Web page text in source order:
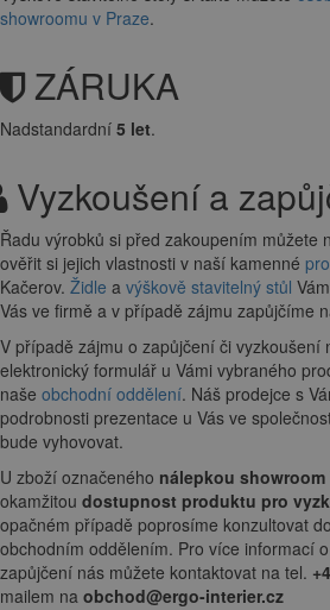
showroomu v Praze.
ZÁRUKA
Nadstandardní 5 let.
Vyzkoušení a
Řadu výrobků si před zakoupením můžete
ověřit si jejich vlastnosti v naší kamenné
Kačerov. Židle a výškově stavitelný stůl
Vás ve firmě a v případě zájmu zapůjčíme
V případě zájmu o zapůjčení či vyzkoušení
elektronický formulář u Vámi vybraného
naše obchodní oddělení. Náš prodejce s
podrobnosti prezentace u Vás ve
bude vyhovovat.
U zboží označeného nálepkou showroom
okamžitou dostupnost produktu pro
opačném případě poprosíme konzultovat
obchodním oddělením. Pro více informací
zapůjčení nás můžete kontaktovat na tel.
mailem na obchod@ergo-interier.cz